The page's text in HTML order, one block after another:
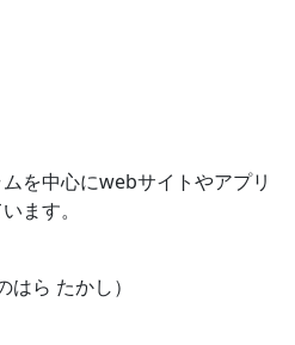
を中心にwebサイトやアプリ
ます。
はら たかし）